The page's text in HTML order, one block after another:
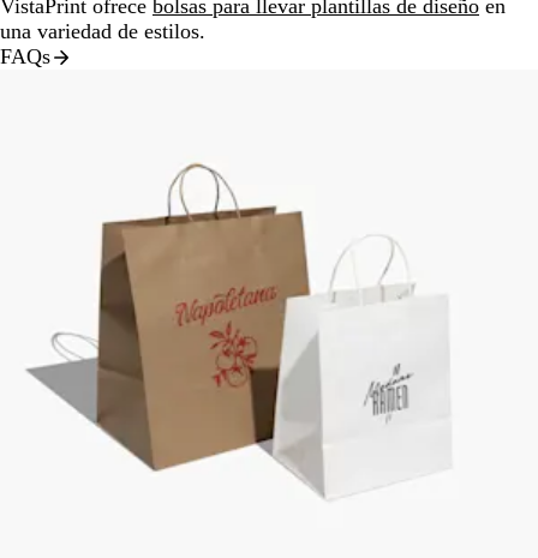
VistaPrint ofrece bolsas para llevar plantillas de diseño en
una variedad de estilos.
FAQs